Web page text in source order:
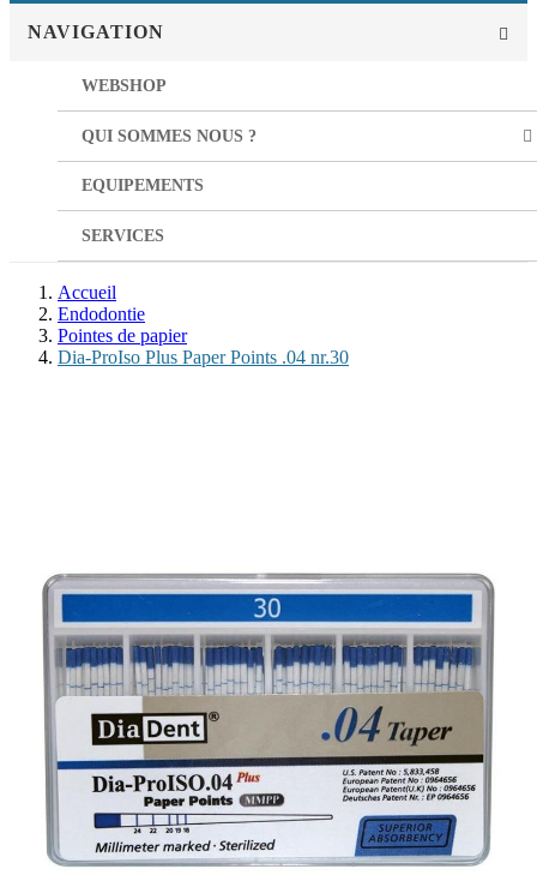
NAVIGATION
WEBSHOP
QUI SOMMES NOUS ?
EQUIPEMENTS
SERVICES
Accueil
Endodontie
Pointes de papier
Dia-ProIso Plus Paper Points .04 nr.30